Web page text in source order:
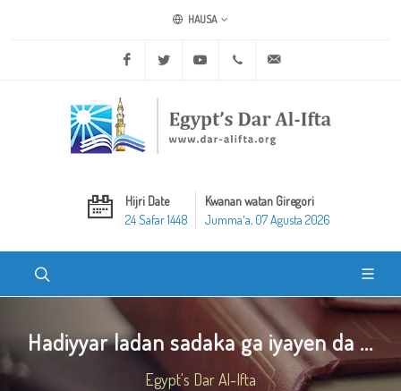
HAUSA
Facebook Twitter Youtube +20 2 25970400
Hijri Date
24 Safar 1448
Kwanan watan Giregori
Jummaʼa, 07 Agusta 2026
Hadiyyar ladan sadaka ga iyayen da ...
Egypt's Dar Al-Ifta